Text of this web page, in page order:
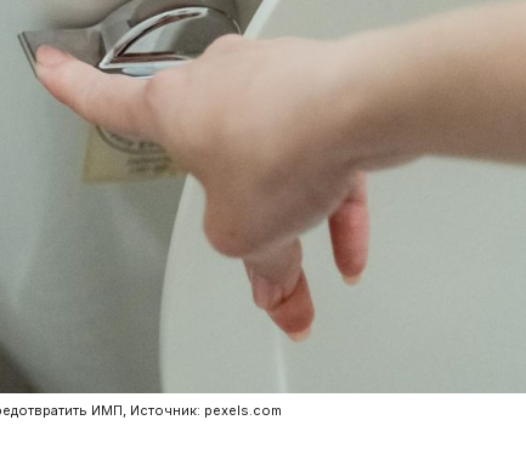
ИМП, Источник: pexels.com